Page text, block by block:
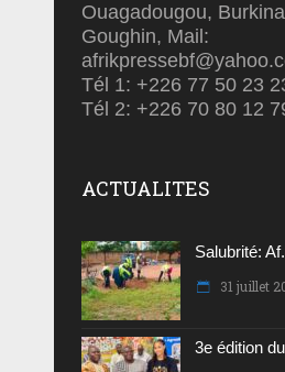
Ouagadougou,
Goughin, Mail:
Tél 1: +226 77 50 23
Tél 2: +226 70 80 12
ACTUALITES
Salubrité:
31 juillet
3e édition